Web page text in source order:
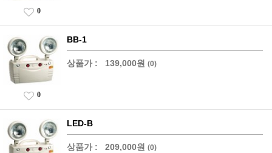
0
BB-1
상품가 : 139,000원 (0)
0
LED-B
상품가 : 209,000원 (0)